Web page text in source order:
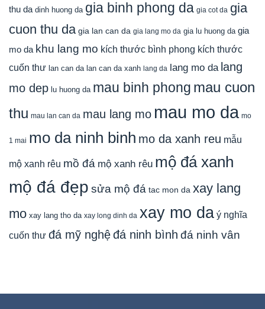
thu da dinh huong da gia binh phong da gia cot da gia
cuon thu da gia lan can da gia lang mo da gia lu huong da gia
mo da khu lang mo kích thước bình phong kích thước
cuốn thư lan can da lan can da xanh lang da lang mo da lang
mo dep lu huong da mau binh phong mau cuon
thu mau lan can da mau lang mo mau mo da mo
1 mai mo da ninh binh mo da xanh reu mẫu
mộ xanh rêu mồ đá mộ xanh rêu mộ đá xanh
mộ đá đẹp sửa mộ đá tac mon da xay lang
mo xay lang tho da xay long dinh da xay mo da ý nghĩa
cuốn thư đá mỹ nghệđá ninh bình đá ninh vân